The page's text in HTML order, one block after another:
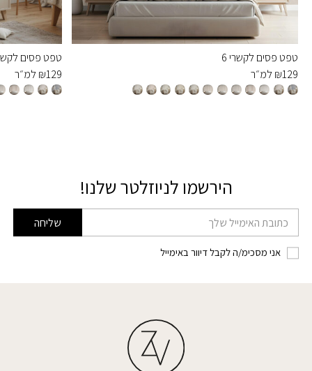
טפט פסים לקשרי 6
₪129 למ״ר
טפט פסים
₪129 למ״ר
הירשמו לניוזלטר שלנו!
דוא׳׳ל שליחה
אני מסכימ/ה לקבל דיוור באימייל